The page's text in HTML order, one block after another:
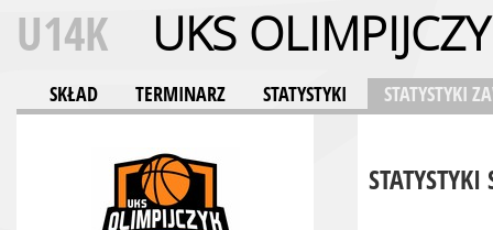
U14K UKS
SKŁAD TERMINARZ STATYSTYKI STATYSTYKI